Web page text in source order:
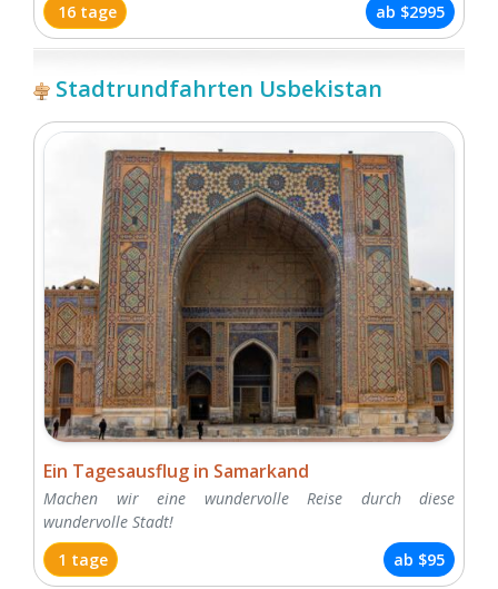
16 tage
ab $2995
Stadtrundfahrten Usbekistan
Ein Tagesausflug in Samarkand
Machen wir eine wundervolle Reise durch diese
wundervolle Stadt!
1 tage
ab $95